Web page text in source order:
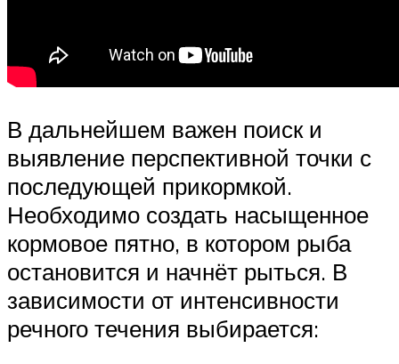
В дальнейшем важен поиск и
выявление перспективной точки с
последующей прикормкой.
Необходимо создать насыщенное
кормовое пятно, в котором рыба
остановится и начнёт рыться. В
зависимости от интенсивности
речного течения выбирается: